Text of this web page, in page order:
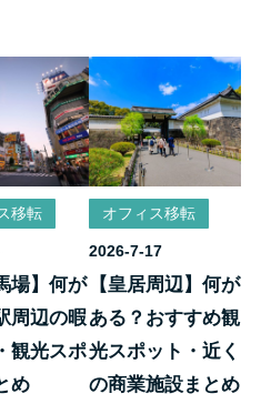
移転
場】何が
周辺の暇
観光スポ
め
オフィス移転
2026-7-17
【皇居周辺】何が
ある？おすすめ観
光スポット・近く
の商業施設まとめ